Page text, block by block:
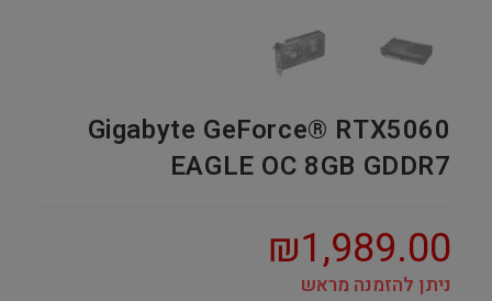
Gigabyte GeForce® RTX5060
EAGLE OC 8GB GDDR7
₪1,989.00
ניתן להזמנה מראש